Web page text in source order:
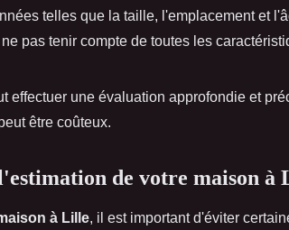
telles que la taille, l'emplacement et
pas tenir compte de toutes les
effectuer une évaluation approfondie et
être coûteux.
de votre maison à
à Lille, il est important d'éviter